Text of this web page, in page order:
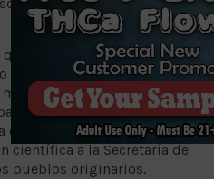
algunos tipos de cáncer
que en conjunto con
Tetecala, Morelos, se
indígena que sea
uso medicinal, por eso
cabo la iniciativa de
científica a la Secretaría de
pueblos originarios.